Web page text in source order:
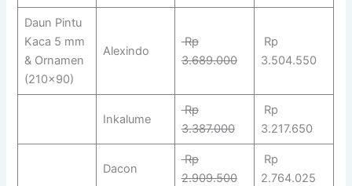
Daun Pintu
Kaca 5 mm
& Ornamen
(210×90)
Alexindo
Rp
3.689.000
Rp
3.504.550
Inkalume
Rp
3.387.000
Rp
3.217.650
Dacon
Rp
2.909.500
Rp
2.764.025